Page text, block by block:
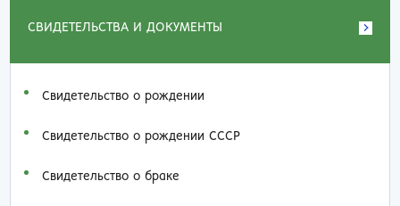
СВИДЕТЕЛЬСТВА И ДОКУМЕНТЫ
Свидетельство о рождении
Свидетельство о рождении СССР
Свидетельство о браке